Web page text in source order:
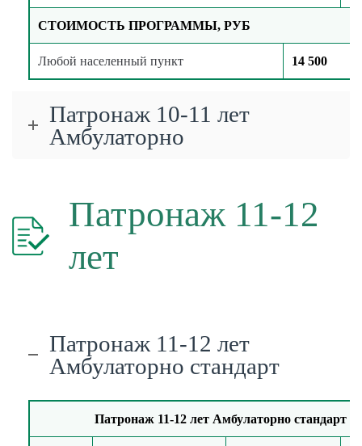
СТОИМОСТЬ ПРОГРАММЫ, РУБ
Любой населенный пункт 14 500
Патронаж 10-11 лет
Амбулаторно
Патронаж 11-12
лет
Патронаж 11-12 лет
Амбулаторно стандарт
Патронаж 11-12 лет Амбулаторно стандарт